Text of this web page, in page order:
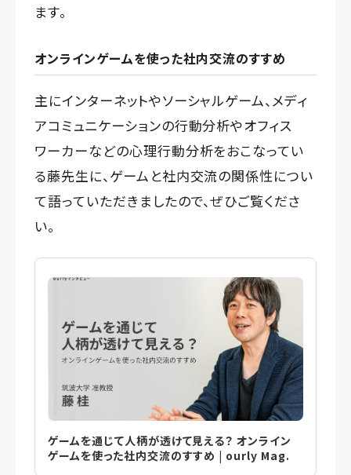
ます。
オンラインゲームを使った社内交流のすすめ
主にインターネットやソーシャルゲーム、メディ
アコミュニケーションの行動分析やオフィス
ワーカーなどの心理行動分析をおこなってい
る藤先生に、ゲームと社内交流の関係性につい
て語っていただきましたので、ぜひご覧くださ
い。
ゲームを通じて人柄が透けて見える？ オンライン
ゲームを使った社内交流のすすめ | ourly Mag.